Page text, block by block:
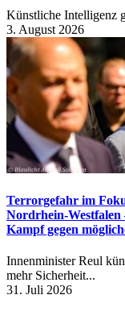
Künstliche Intelligenz
3. August 2026
Terrorgefahr im
Nordrhein-
Kampf gegen
Innenminister Reul
mehr Sicherheit...
31. Juli 2026